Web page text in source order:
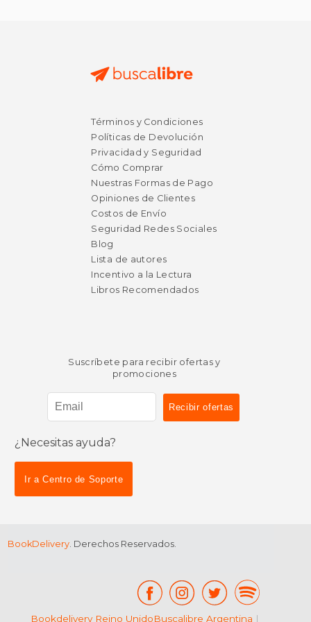
Términos y Condiciones
Políticas de Devolución
Privacidad y Seguridad
Cómo Comprar
Nuestras Formas de Pago
Opiniones de Clientes
Costos de Envío
Seguridad Redes Sociales
Blog
Lista de autores
Incentivo a la Lectura
Libros Recomendados
Suscríbete para recibir ofertas y
promociones
¿Necesitas ayuda?
Ir a Centro de Soporte
BookDelivery. Derechos Reservados.
Bookdelivery Reino UnidoBuscalibre Argentina |